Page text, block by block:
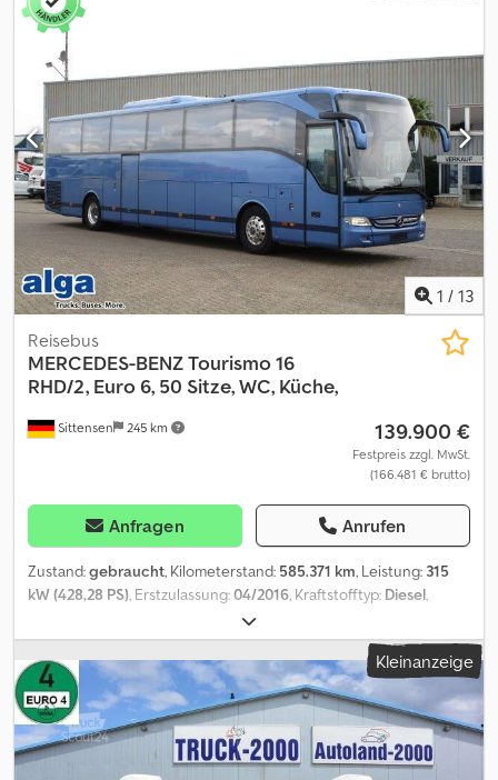
1 / 13
Sittensen 245 km
Reisebus
MERCEDES-BENZTourismo 16
RHD/2, Euro 6, 50 Sitze, WC, Küche,
139.900 €
Festpreis zzgl. MwSt.
(166.481 € brutto)
Anfragen Anrufen
Zustand:gebraucht, Kilometerstand: 585.371 km, Leistung: 315
kW (428,28 PS) , Erstzulassung:04/2016 , Kraftstofftyp: Diesel
, Getriebetyp:
Prüfung (TÜV):05/2026, Emissionsklasse:Euro6, Farbe:Blau,
Bremsen:Retarder, Ausstattung:ABS, Bordküche, Klimaanlage,
Navigationssystem, Standheizung, Toilette, grüne
Umweltplakette, Euro VI Motor, Getriebetyp Halbautomatik, ABS,
ASR, Hebe- u. Senkanlage, Zentralverriegelung, Retarder,
Tempomat, digitaler Tachograf, Klimaanlage, Zusatzheizung
Kleinanzeige